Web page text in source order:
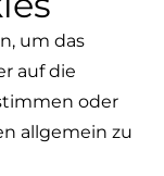
um das
auf die
oder
allgemein zu